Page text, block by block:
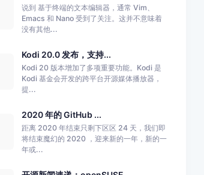
说到 基于终端的文本编辑器，通常 Vim、
Emacs 和 Nano 受到了关注。这并不意味着
没有其他...
Kodi 20.0 发布，支持...
Kodi 20 版本增加了多项重要功能。Kodi 是
Kodi 基金会开发的跨平台开源媒体播放器，
提...
2020 年的 GitHub ...
距离 2020 年结束只剩下区区 24 天，我们即
将结束魔幻的 2020 ，迎来新的一年，新的一
年或...